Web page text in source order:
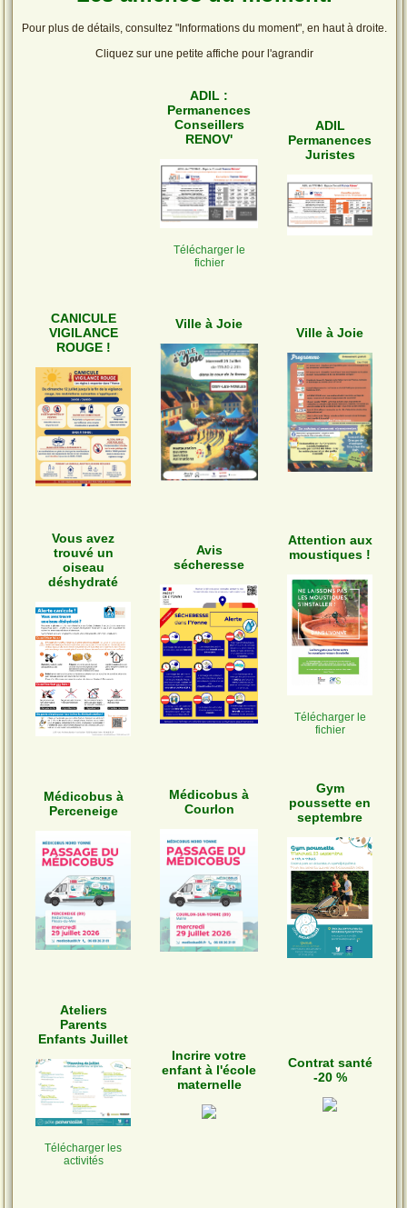
Pour plus de détails, consultez "Informations du moment", en haut à droite.
Cliquez sur une petite affiche pour l'agrandir
ADIL :
Permanences
Conseillers
RENOV'
Télécharger le
fichier
ADIL
Permanences
Juristes
CANICULE
VIGILANCE
ROUGE !
Ville à Joie
Ville à Joie
Vous avez
trouvé un
oiseau
déshydraté
Avis
sécheresse
Attention aux
moustiques !
Télécharger le
fichier
Médicobus à
Perceneige
Médicobus à
Courlon
Gym
poussette en
septembre
Ateliers
Parents
Enfants Juillet
Télécharger les
activités
Incrire votre
enfant à l'école
maternelle
Contrat santé
-20 %